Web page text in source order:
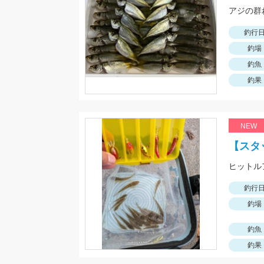
釣行
釣場
釣魚
釣果
NEW
【ス
釣行
釣場
釣魚
釣果